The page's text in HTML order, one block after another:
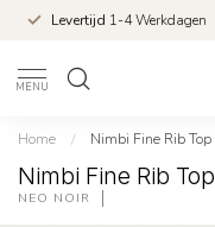
Levertijd 1-4 Werkdagen
MENU
Home / Nimbi Fine Rib Top
Nimbi Fine Rib Top
NEO NOIR